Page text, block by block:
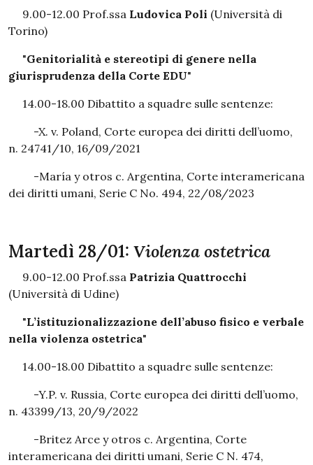
9.00-12.00 Prof.ssa Ludovica Poli (Università di
Torino)
"Genitorialità e stereotipi di genere nella
giurisprudenza della Corte EDU"
14.00-18.00 Dibattito a squadre sulle sentenze:
-X. v. Poland, Corte europea dei diritti dell’uomo,
n. 24741/10, 16/09/2021
-María y otros c. Argentina, Corte interamericana
dei diritti umani, Serie C No. 494, 22/08/2023
Martedì 28/01: Violenza ostetrica
9.00-12.00 Prof.ssa Patrizia Quattrocchi
(Università di Udine)
"L’istituzionalizzazione dell’abuso fisico e verbale
nella violenza ostetrica"
14.00-18.00 Dibattito a squadre sulle sentenze:
-Y.P. v. Russia, Corte europea dei diritti dell’uomo,
n. 43399/13, 20/9/2022
-Britez Arce y otros c. Argentina, Corte
interamericana dei diritti umani, Serie C N. 474,